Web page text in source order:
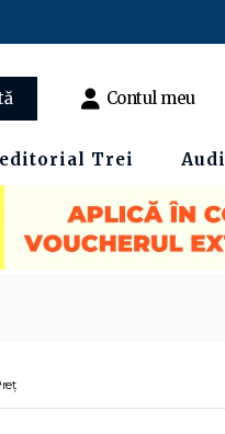
Contul meu
Trei